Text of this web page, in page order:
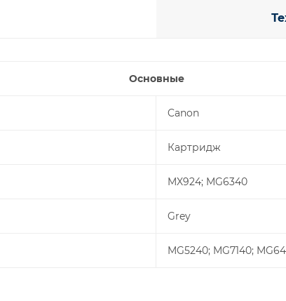
Основные
Canon
Картридж
MX924; MG6340
Grey
MG5240; MG7140;